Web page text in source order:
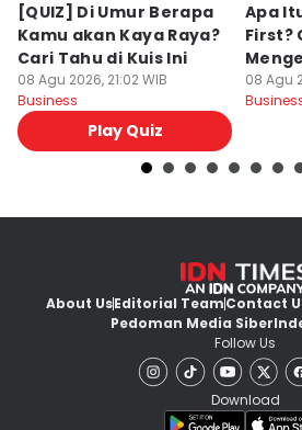
[QUIZ] Di Umur Berapa
Kamu akan Kaya Raya?
Cari Tahu di Kuis Ini
08 Agu 2026, 21:02 WIB
Business
Play Quiz
Apa
First?
08 Agu
About UsEditorial TeamContact
Pedoman Media Siber
Follow Us
Download